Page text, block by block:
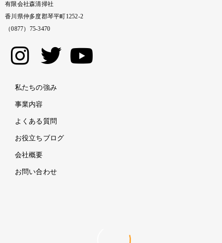
有限会社森清掃社
香川県仲多度郡琴平町1252-2
（0877）75-3470
私たちの強み
事業内容
よくある質問
お役立ちブログ
会社概要
お問い合わせ